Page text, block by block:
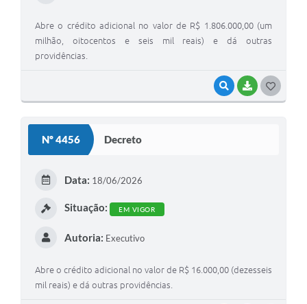
VISUALIZAR
BAIXAR
Abre o crédito adicional no valor de R$ 1.806.000,00 (um
milhão, oitocentos e seis mil reais) e dá outras
providências.
Nº 4456 Decreto
Data: 18/06/2026
Situação: EM VIGOR
Autoria: Executivo
Abre o crédito adicional no valor de R$ 16.000,00 (dezesseis
mil reais) e dá outras providências.